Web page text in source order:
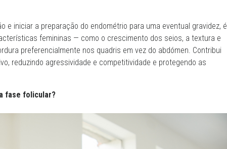
e iniciar a preparação do endométrio para uma eventual gravidez, é
femininas — como o crescimento dos seios, a textura e
preferencialmente nos quadris em vez do abdómen. Contribui
reduzindo agressividade e competitividade e protegendo as
a fase folicular?